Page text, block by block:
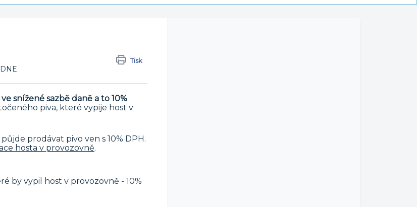
Tisk
snížené sazbě daně a to 10%
piva, které vypije host v
prodávat pivo ven s 10% DPH.
hosta v provozovně.
by vypil host v provozovně - 10%